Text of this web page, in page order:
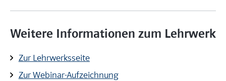
Weitere Informationen zum Lehrwerk
Zur Lehrwerksseite
Zur Webinar-Aufzeichnung